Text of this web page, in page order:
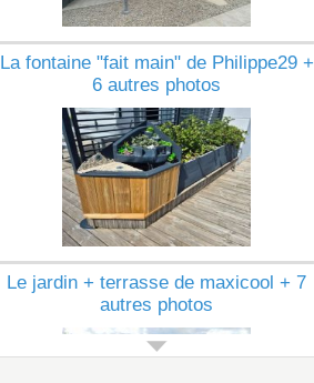
La fontaine "fait main" de Philippe29 +
6 autres photos
Le jardin + terrasse de maxicool + 7
autres photos